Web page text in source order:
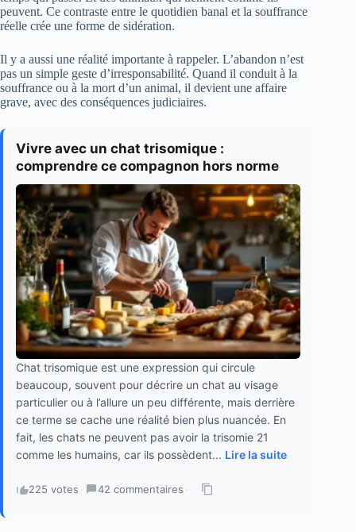
peuvent. Ce contraste entre le quotidien banal et la souffrance
réelle crée une forme de sidération.
Il y a aussi une réalité importante à rappeler. L’abandon n’est
pas un simple geste d’irresponsabilité. Quand il conduit à la
souffrance ou à la mort d’un animal, il devient une affaire
grave, avec des conséquences judiciaires.
Vivre avec un chat trisomique :
comprendre ce compagnon hors norme
Chat trisomique est une expression qui circule
beaucoup, souvent pour décrire un chat au visage
particulier ou à l’allure un peu différente, mais derrière
ce terme se cache une réalité bien plus nuancée. En
fait, les chats ne peuvent pas avoir la trisomie 21
comme les humains, car ils possèdent... Lire la suite
225 votes · 42 commentaires ·